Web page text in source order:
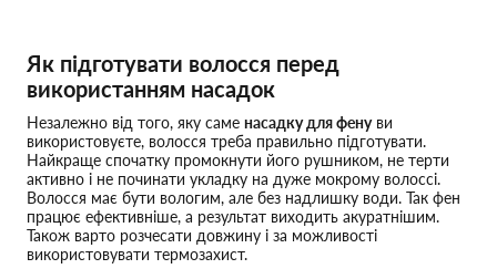
Як підготувати волосся перед
використанням насадок
Незалежно від того, яку саме насадку для фенуви
використовуєте, волосся треба правильно підготувати.
Найкраще спочатку промокнути його рушником, не терти
активно і не починати укладку на дуже мокрому волоссі.
Волосся має бути вологим, але без надлишку води. Так фен
працює ефективніше, а результат виходить акуратнішим.
Також варто розчесати довжину і за можливості
використовувати термозахист.